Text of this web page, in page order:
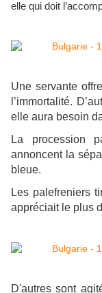
elle qui doit
Une servante
l’immortalité.
elle aura besoin
La procession
annoncent la
bleue.
Les palefreniers
appréciait le plus
D'autres sont